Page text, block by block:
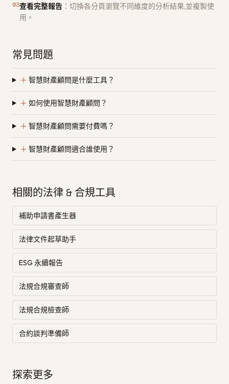
03查看完整報告 ： 切換各分頁瀏覽不同維度的分析結果,並複製使
用。
常見問題
＋ 智慧財產顧問是什麼工具？
＋ 如何使用智慧財產顧問？
＋ 智慧財產顧問需要付費嗎？
＋ 智慧財產顧問適合誰使用？
相關的法律 & 合規工具
補助申請書產生器
法律文件起草助手
ESG 永續報告
法規合規審查師
法規合規檢查師
合約談判準備師
探索更多